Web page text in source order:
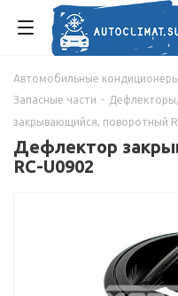
Автомобильные кондиционеры
Запасные части -
закрывающийся, поворотный
Дефлектор
RC-U0902